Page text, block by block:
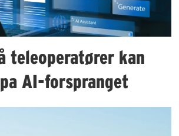
teleoperatører kan
AI-forspranget